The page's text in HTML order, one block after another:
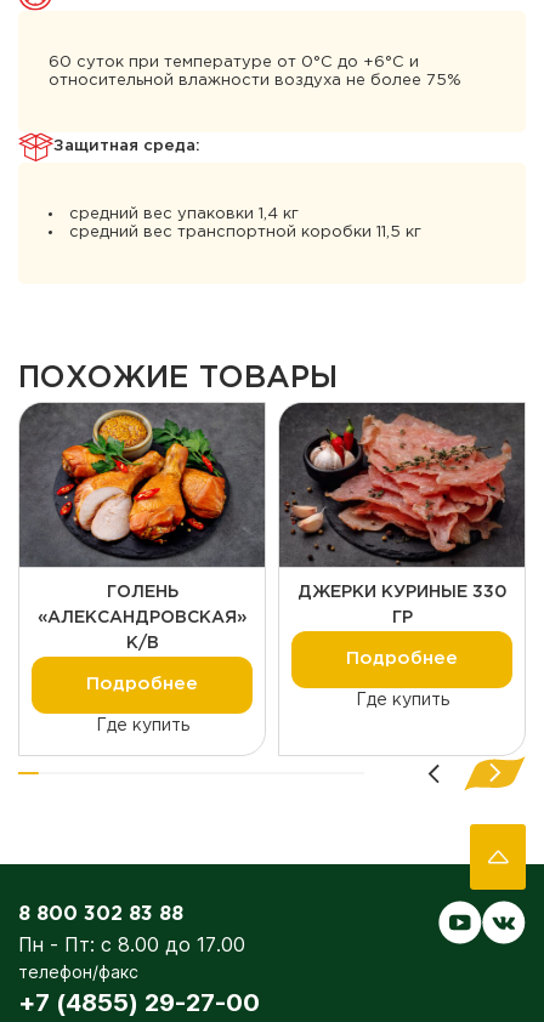
60 суток при температуре от 0°С до +6°С и
относительной влажности воздуха не более 75%
Защитная среда:
средний вес упаковки 1,4 кг
средний вес транспортной коробки 11,5 кг
ПОХОЖИЕ ТОВАРЫ
ГОЛЕНЬ
«АЛЕКСАНДРОВСКАЯ»
К/В
Подробнее
Где купить
ДЖЕРКИ КУРИНЫЕ 330
ГР
Подробнее
Где купить
8 800 302 83 88
Пн - Пт: с 8.00 до 17.00
телефон/факс
+7 (4855) 29-27-00